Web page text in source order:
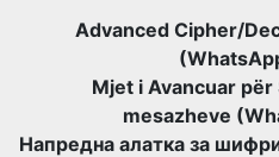
Advanced Cipher/
Mjet i Avancuar
mesazheve
Напредна алатка за